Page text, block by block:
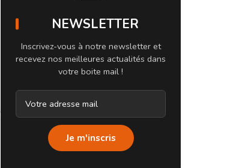
NEWSLETTER
Inscrivez-vous à notre newsletter et
recevez nos meilleures actualités dans
votre boite mail !
Je m'inscris